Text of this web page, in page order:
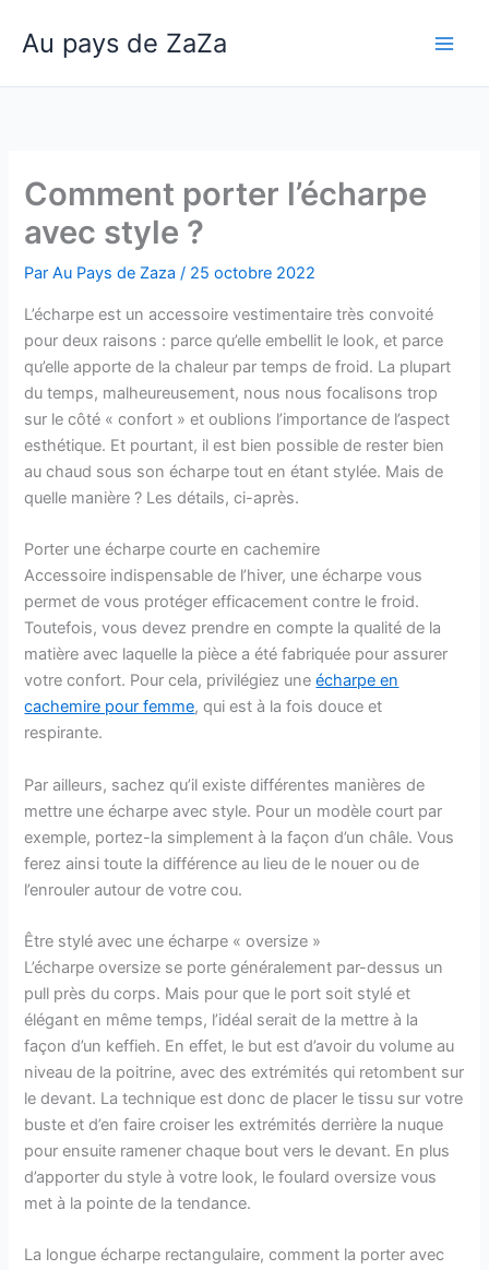
Au pays de ZaZa
Comment porter l’écharpe
avec style ?
ParAu Pays de Zaza/ 25 octobre 2022
L’écharpe est un accessoire vestimentaire très convoité
pour deux raisons : parce qu’elle embellit le look, et parce
qu’elle apporte de la chaleur par temps de froid. La plupart
du temps, malheureusement, nous nous focalisons trop
sur le côté « confort » et oublions l’importance de l’aspect
esthétique. Et pourtant, il est bien possible de rester bien
au chaud sous son écharpe tout en étant stylée. Mais de
quelle manière ? Les détails, ci-après.
Porter une écharpe courte en cachemire
Accessoire indispensable de l’hiver, une écharpe vous
permet de vous protéger efficacement contre le froid.
Toutefois, vous devez prendre en compte la qualité de la
matière avec laquelle la pièce a été fabriquée pour assurer
votre confort. Pour cela, privilégiez uneécharpe en
cachemire pour femme, qui est à la fois douce et
respirante.
Par ailleurs, sachez qu’il existe différentes manières de
mettre une écharpe avec style. Pour un modèle court par
exemple, portez-la simplement à la façon d’un châle. Vous
ferez ainsi toute la différence au lieu de le nouer ou de
l’enrouler autour de votre cou.
Être stylé avec une écharpe « oversize »
L’écharpe oversize se porte généralement par-dessus un
pull près du corps. Mais pour que le port soit stylé et
élégant en même temps, l’idéal serait de la mettre à la
façon d’un keffieh. En effet, le but est d’avoir du volume au
niveau de la poitrine, avec des extrémités qui retombent sur
le devant. La technique est donc de placer le tissu sur votre
buste et d’en faire croiser les extrémités derrière la nuque
pour ensuite ramener chaque bout vers le devant. En plus
d’apporter du style à votre look, le foulard oversize vous
met à la pointe de la tendance.
La longue écharpe rectangulaire, comment la porter avec